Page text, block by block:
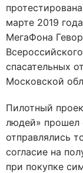
марте 2019
МегаФона
спасательных
Московской
Пилотный
людей» прошел
отправлялись
согласие на
при покупке